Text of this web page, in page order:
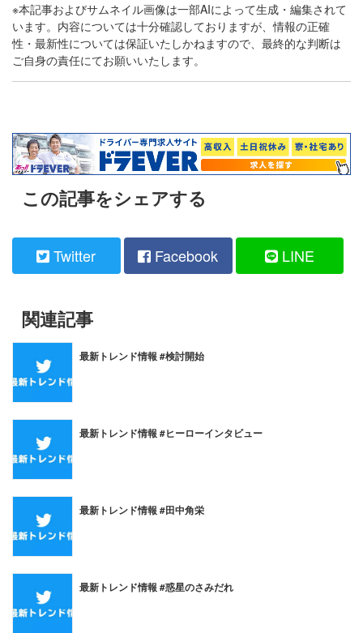
※本記事およびサムネイル画像は一部AIによって生成・編集されて
います。内容については十分確認しておりますが、情報の正確
性・最新性については保証いたしかねますので、最終的な判断は
ご自身の責任にてお願いいたします。
この記事をシェアする
Twitter Facebook LINE
関連記事
最新トレンド情報 #検討開始
最新トレンド情報 #ヒーローインタビュー
最新トレンド情報 #田中角栄
最新トレンド情報 #惑星のさみだれ